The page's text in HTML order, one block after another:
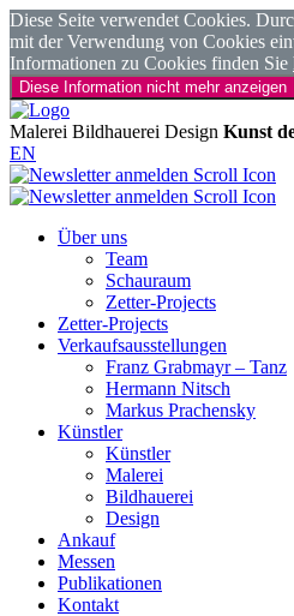
Diese Seite verwendet Cookies.
mit der Verwendung von Cookies
Informationen zu Cookies finden Sie
Diese Information nicht mehr anzeigen
Malerei Bildhauerei Design Kunst
EN
Über uns
Team
Schauraum
Zetter-Projects
Zetter-Projects
Verkaufsausstellungen
Franz Grabmayr – Tanz
Hermann Nitsch
Markus Prachensky
Künstler
Künstler
Malerei
Bildhauerei
Design
Ankauf
Messen
Publikationen
Kontakt